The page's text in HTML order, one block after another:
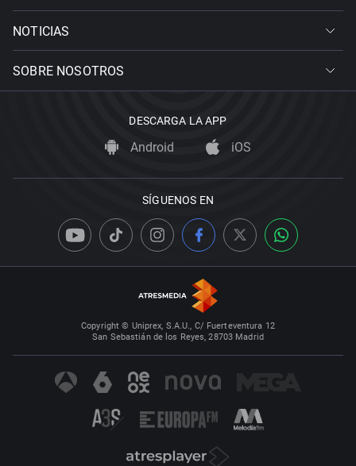
NOTICIAS
SOBRE NOSOTROS
DESCARGA LA APP
Android iOS
SÍGUENOS EN
Copyright © Uniprex, S.A.U., C/ Fuerteventura 12
San Sebastián de los Reyes, 28703 Madrid